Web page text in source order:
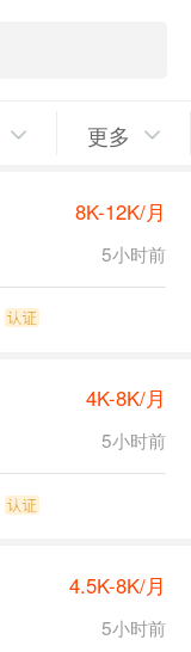
更多
8K-12K/月
5小时前
4K-8K/月
5小时前
4.5K-8K/月
5小时前